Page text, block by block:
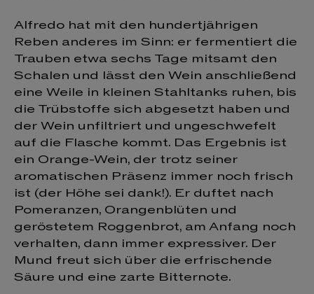
Alfredo hat mit den hundertjährigen
Reben anderes im Sinn: er fermentiert die
Trauben etwa sechs Tage mitsamt den
Schalen und lässt den Wein anschließend
eine Weile in kleinen Stahltanks ruhen, bis
die Trübstoffe sich abgesetzt haben und
der Wein unfiltriert und ungeschwefelt
auf die Flasche kommt. Das Ergebnis ist
ein Orange-Wein, der trotz seiner
aromatischen Präsenz immer noch frisch
ist (der Höhe sei dank!). Er duftet nach
Pomeranzen, Orangenblüten und
geröstetem Roggenbrot, am Anfang noch
verhalten, dann immer expressiver. Der
Mund freut sich über die erfrischende
Säure und eine zarte Bitternote.